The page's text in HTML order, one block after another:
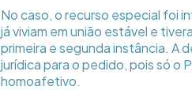
No caso, o recurso especial foi
já viviam em união estável e
primeira e segunda instância. A
jurídica para o pedido, pois só o
homoafetivo.